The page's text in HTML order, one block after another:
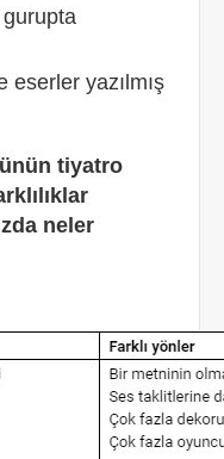
yazılmış
tiyatro
neler